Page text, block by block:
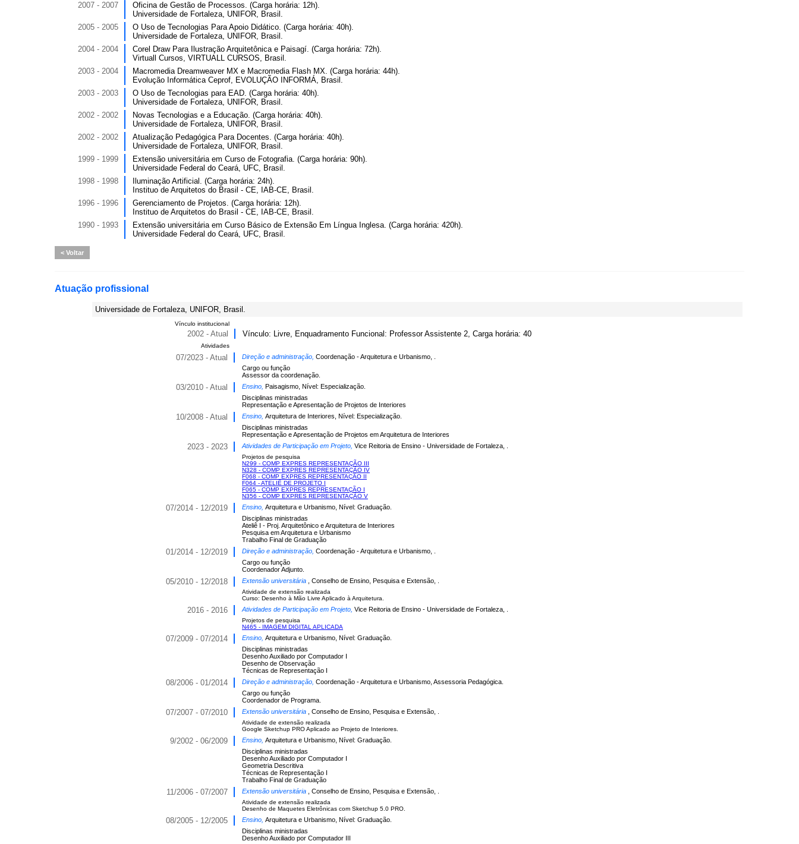
2007 - 2007
Oficina de Gestão de Processos. (Carga horária: 12h).
Universidade de Fortaleza, UNIFOR, Brasil.
2005 - 2005
O Uso de Tecnologias Para Apoio Didático. (Carga horária: 40h).
Universidade de Fortaleza, UNIFOR, Brasil.
2004 - 2004
Corel Draw Para Ilustração Arquitetônica e Paisagí. (Carga horária: 72h).
Virtuall Cursos, VIRTUALL CURSOS, Brasil.
2003 - 2004
Macromedia Dreamweaver MX e Macromedia Flash MX. (Carga horária: 44h).
Evolução Informática Ceprof, EVOLUÇÃO INFORMÁ, Brasil.
2003 - 2003
O Uso de Tecnologias para EAD. (Carga horária: 40h).
Universidade de Fortaleza, UNIFOR, Brasil.
2002 - 2002
Novas Tecnologias e a Educação. (Carga horária: 40h).
Universidade de Fortaleza, UNIFOR, Brasil.
2002 - 2002
Atualização Pedagógica Para Docentes. (Carga horária: 40h).
Universidade de Fortaleza, UNIFOR, Brasil.
1999 - 1999
Extensão universitária em Curso de Fotografia. (Carga horária: 90h).
Universidade Federal do Ceará, UFC, Brasil.
1998 - 1998
Iluminação Artificial. (Carga horária: 24h).
Instituo de Arquitetos do Brasil - CE, IAB-CE, Brasil.
1996 - 1996
Gerenciamento de Projetos. (Carga horária: 12h).
Instituo de Arquitetos do Brasil - CE, IAB-CE, Brasil.
1990 - 1993
Extensão universitária em Curso Básico de Extensão Em Língua Inglesa. (Carga horária: 420h).
Universidade Federal do Ceará, UFC, Brasil.
Voltar
Atuação profissional
Universidade de Fortaleza, UNIFOR, Brasil.
Vínculo institucional
2002 - Atual Vínculo: Livre, Enquadramento Funcional: Professor Assistente 2, Carga horária: 40
Atividades
07/2023 - Atual Direção e administração, Coordenação - Arquitetura e Urbanismo, .
Cargo ou função
Assessor da coordenação.
03/2010 - Atual Ensino, Paisagismo, Nível: Especialização.
Disciplinas ministradas
Representação e Apresentação de Projetos de Interiores
10/2008 - Atual Ensino, Arquitetura de Interiores, Nível: Especialização.
Disciplinas ministradas
Representação e Apresentação de Projetos em Arquitetura de Interiores
2023 - 2023 Atividades de Participação em Projeto, Vice Reitoria de Ensino - Universidade de Fortaleza, .
Projetos de pesquisa
N299 - COMP EXPRES REPRESENTAÇÃO III
N328 - COMP EXPRES REPRESENTAÇÃO IV
F068 - COMP EXPRES REPRESENTAÇÃO II
F064 - ATELIÊ DE PROJETO I
F065 - COMP EXPRES REPRESENTAÇÃO I
N356 - COMP EXPRES REPRESENTAÇÃO V
07/2014 - 12/2019 Ensino, Arquitetura e Urbanismo, Nível: Graduação.
Disciplinas ministradas
Ateliê I - Proj. Arquitetônico e Arquitetura de Interiores
Pesquisa em Arquitetura e Urbanismo
Trabalho Final de Graduação
01/2014 - 12/2019 Direção e administração, Coordenação - Arquitetura e Urbanismo, .
Cargo ou função
Coordenador Adjunto.
05/2010 - 12/2018 Extensão universitária , Conselho de Ensino, Pesquisa e Extensão, .
Atividade de extensão realizada
Curso: Desenho à Mão Livre Aplicado à Arquitetura.
2016 - 2016 Atividades de Participação em Projeto, Vice Reitoria de Ensino - Universidade de Fortaleza, .
Projetos de pesquisa
N465 - IMAGEM DIGITAL APLICADA
07/2009 - 07/2014 Ensino, Arquitetura e Urbanismo, Nível: Graduação.
Disciplinas ministradas
Desenho Auxiliado por Computador I
Desenho de Observação
Técnicas de Representação I
08/2006 - 01/2014 Direção e administração, Coordenação - Arquitetura e Urbanismo, Assessoria Pedagógica.
Cargo ou função
Coordenador de Programa.
07/2007 - 07/2010 Extensão universitária , Conselho de Ensino, Pesquisa e Extensão, .
Atividade de extensão realizada
Google Sketchup PRO Aplicado ao Projeto de Interiores.
9/2002 - 06/2009 Ensino, Arquitetura e Urbanismo, Nível: Graduação.
Disciplinas ministradas
Desenho Auxiliado por Computador I
Geometria Descritiva
Técnicas de Representação I
Trabalho Final de Graduação
11/2006 - 07/2007 Extensão universitária , Conselho de Ensino, Pesquisa e Extensão, .
Atividade de extensão realizada
Desenho de Maquetes Eletrônicas com Sketchup 5.0 PRO.
08/2005 - 12/2005 Ensino, Arquitetura e Urbanismo, Nível: Graduação.
Disciplinas ministradas
Desenho Auxiliado por Computador III